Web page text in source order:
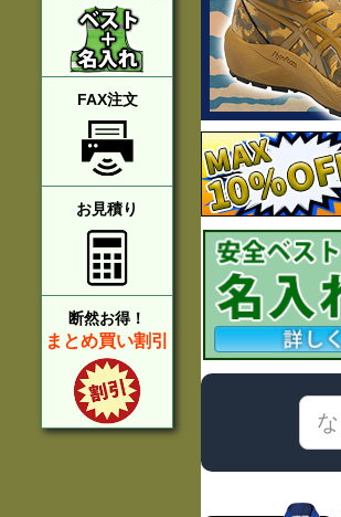
FAX注文
お見積り
断然お得！
まとめ買い割引